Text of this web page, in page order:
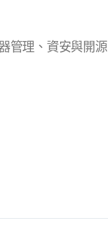
管理、資安與開源